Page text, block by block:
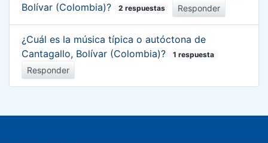
Bolívar (Colombia)?
2 respuestas Responder
¿Cuál es la música típica o autóctona de
Cantagallo, Bolívar (Colombia)?
1 respuesta
Responder